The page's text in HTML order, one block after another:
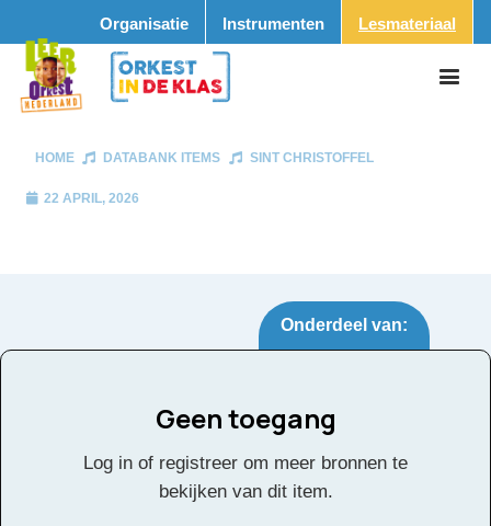
Organisatie Instrumenten Lesmateriaal
HOME DATABANK ITEMS SINT CHRISTOFFEL
22 APRIL, 2026
Onderdeel van:
Sint Christoffel
Geen toegang
Log in of registreer om meer bronnen te
bekijken van dit item.